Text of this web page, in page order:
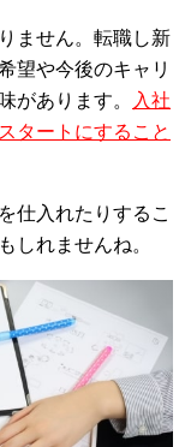
ません。転職し新
望や今後のキャリ
があります。
入社
タートにすること
仕入れたりするこ
しれませんね。